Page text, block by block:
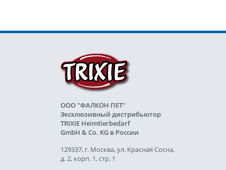
ООО "ФАЛКОН ПЕТ"
Эксклюзивный дистрибьютор
TRIXIE Heimtierbedarf
GmbH & Co. KG в России
129337, г. Москва, ул. Красная Сосна,
д. 2, корп. 1, стр. 1